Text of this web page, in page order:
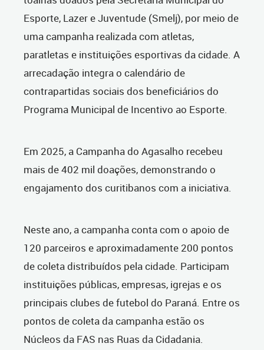
Esporte, Lazer e Juventude (Smelj), por meio de
uma campanha realizada com atletas,
paratletas e instituições esportivas da cidade. A
arrecadação integra o calendário de
contrapartidas sociais dos beneficiários do
Programa Municipal de Incentivo ao Esporte.
Em 2025, a Campanha do Agasalho recebeu
mais de 402 mil doações, demonstrando o
engajamento dos curitibanos com a iniciativa.
Neste ano, a campanha conta com o apoio de
120 parceiros e aproximadamente 200 pontos
de coleta distribuídos pela cidade. Participam
instituições públicas, empresas, igrejas e os
principais clubes de futebol do Paraná. Entre os
pontos de coleta da campanha estão os
Núcleos da FAS nas Ruas da Cidadania.